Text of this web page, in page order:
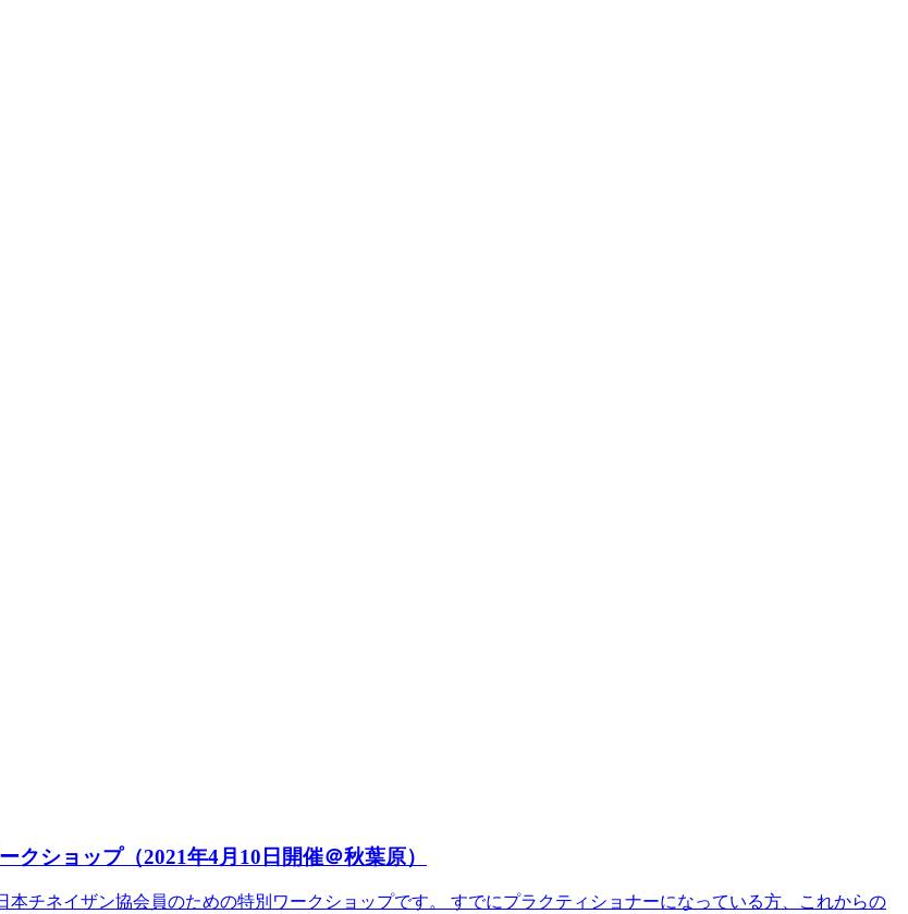
クショップ（2021年4月10日開催＠秋葉原）
チネイザン協会員のための特別ワークショップです。 すでにプラクティショナーになっている方、これからの